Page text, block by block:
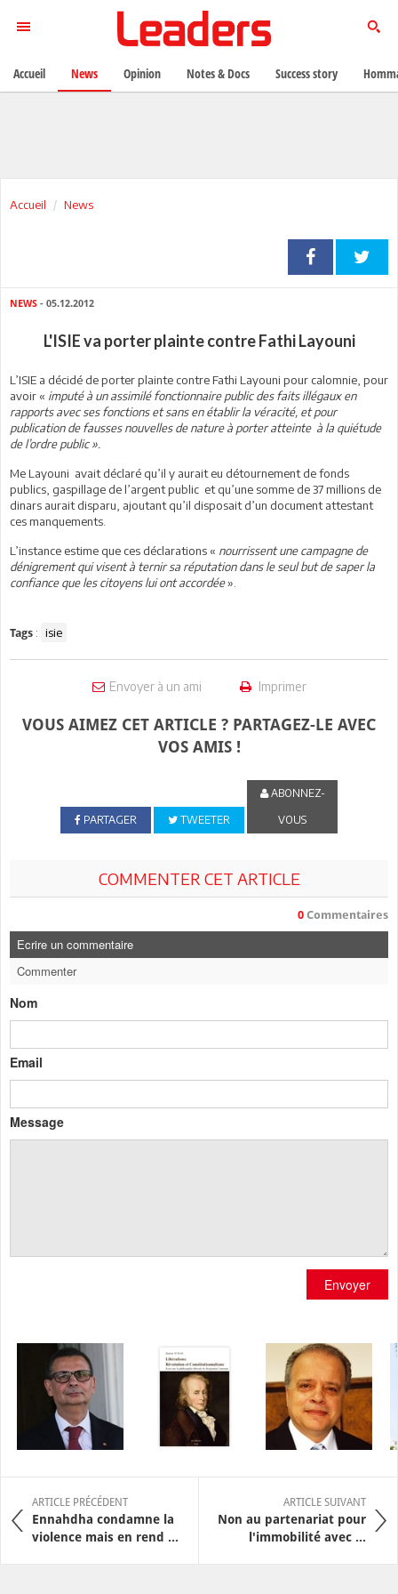
Accueil News
NEWS - 05.12.2012
L'ISIE va porter plainte contre Fathi Layouni
L’ISIE a décidé de porter plainte contre Fathi Layouni pour calomnie, pour
avoir « imputé à un assimilé fonctionnaire public des faits illégaux en
rapports avec ses fonctions et sans en établir la véracité, et pour
publication de fausses nouvelles de nature à porter atteinte à la quiétude
de l’ordre public ».
Me Layouni avait déclaré qu’il y aurait eu détournement de fonds
publics, gaspillage de l’argent public et qu’une somme de 37 millions de
dinars aurait disparu, ajoutant qu’il disposait d’un document attestant
ces manquements.
L’instance estime que ces déclarations « nourrissent une campagne de
dénigrement qui visent à ternir sa réputation dans le seul but de saper la
confiance que les citoyens lui ont accordée».
Tags : isie
Envoyer à un ami Imprimer
VOUS AIMEZ CET ARTICLE ? PARTAGEZ-LE AVEC
VOS AMIS !
PARTAGER TWEETER
ABONNEZ-
VOUS
COMMENTER CET ARTICLE
0 Commentaires
Ecrire un commentaire
Commenter
Nom
Email
Message
Envoyer
ARTICLE PRÉCÉDENT
Ennahdha condamne la
violence mais en rend ...
ARTICLE SUIVANT
Non au partenariat pour
l'immobilité avec ...
Accueil News Opinion Notes & Docs Success story